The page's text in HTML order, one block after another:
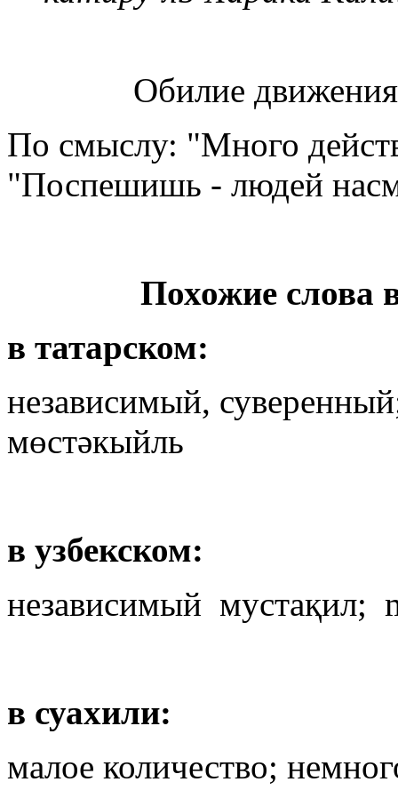
Обилие
По смыслу: "Много
"Поспешишь - людей
Похожие слова
в татарском:
независимый,
мөстәкыйль
в узбекском:
независимый мустақил;
в суахили:
малое количество;